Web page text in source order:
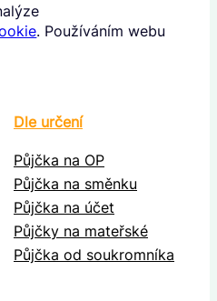
. Používáním webu
Dle určení
Půjčka na OP
Půjčka na směnku
Půjčka na účet
Půjčky na mateřské
Půjčka od soukromníka